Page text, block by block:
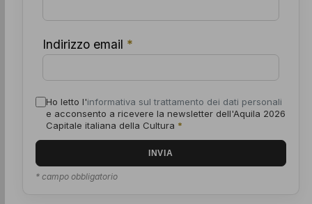
Indirizzo email *
Ho letto l'informativa sul trattamento dei dati personali
e acconsento a ricevere la newsletter dell'Aquila 2026
Capitale italiana della Cultura *
* campo obbligatorio